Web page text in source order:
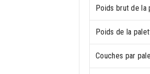
Poids brut de la
Poids de la
Couches par